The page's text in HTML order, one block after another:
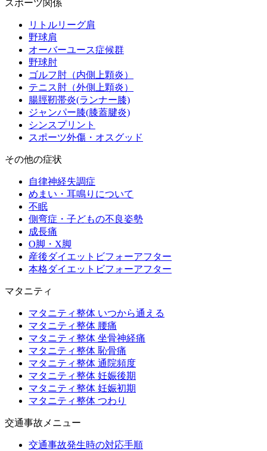
スポーツ関係
リトルリーグ肩
野球肩
オーバーユース症候群
野球肘
ゴルフ肘（内側上顆炎）
テニス肘（外側上顆炎）
腸脛靭帯炎(ランナー膝)
ジャンパー膝(膝蓋腱炎)
シンスプリント
スポーツ外傷・オスグッド
その他の症状
自律神経失調症
めまい・耳鳴りについて
不眠
側弯症・子どもの不良姿勢
成長痛
O脚・X脚
産後ダイエットビフォーアフター
本格ダイエットビフォーアフター
マタニティ
マタニティ整体 いつから通える
マタニティ整体 腰痛
マタニティ整体 坐骨神経痛
マタニティ整体 恥骨痛
マタニティ整体 通院頻度
マタニティ整体 妊娠後期
マタニティ整体 妊娠初期
マタニティ整体 つわり
交通事故メニュー
交通事故発生時の対応手順